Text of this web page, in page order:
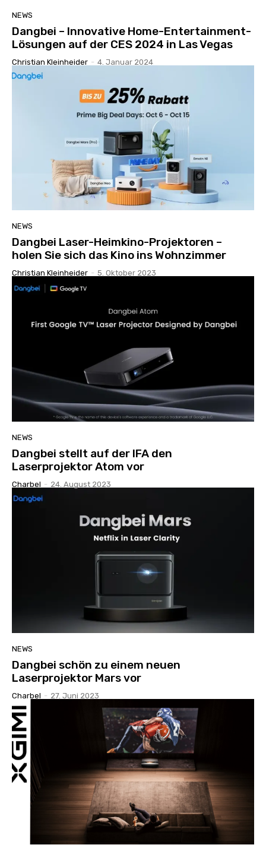
NEWS
Dangbei – Innovative Home-Entertainment-
Lösungen auf der CES 2024 in Las Vegas
Christian Kleinheider - 4. Januar 2024
NEWS
Dangbei Laser-Heimkino-Projektoren –
holen Sie sich das Kino ins Wohnzimmer
Christian Kleinheider - 5. Oktober 2023
NEWS
Dangbei stellt auf der IFA den
Laserprojektor Atom vor
Charbel - 24. August 2023
NEWS
Dangbei schön zu einem neuen
Laserprojektor Mars vor
Charbel - 27. Juni 2023